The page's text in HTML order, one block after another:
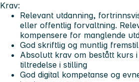
Krav:
Relevant utdanning,
eller offentlig forvaltning.
kompensere for manglende
God skriftlig og muntlig
Absolutt krav om bestått kurs
tiltredelse i stilling
God digital kompetanse og